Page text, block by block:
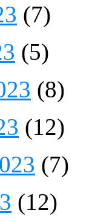
(7)
(5)
(8)
(12)
(7)
(12)